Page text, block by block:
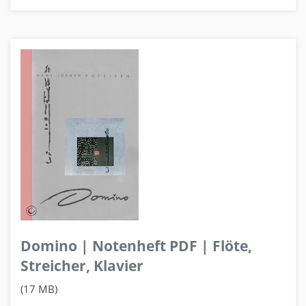
Domino | Notenheft PDF | Flöte,
Streicher, Klavier
(17 MB)